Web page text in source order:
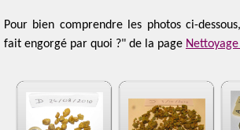
Pour bien comprendre les photos ci-
fait engorgé par quoi ?" de la page